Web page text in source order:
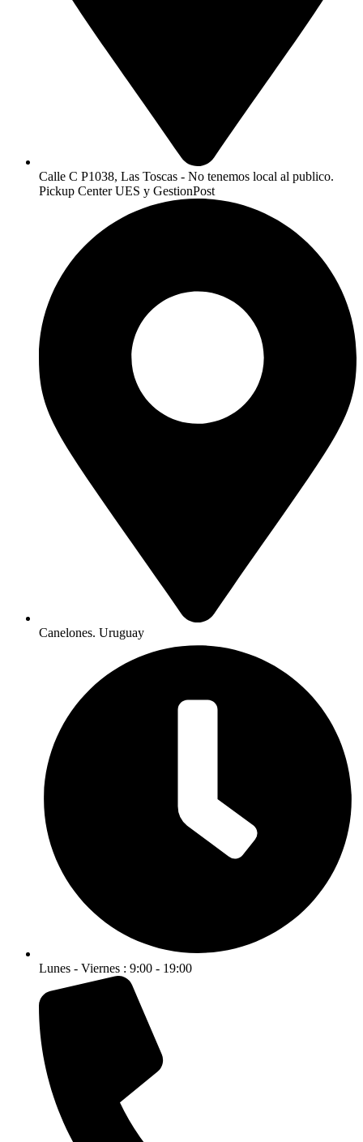
Calle C P1038, Las Toscas - No tenemos local al publico.
Pickup Center UES y GestionPost
Canelones. Uruguay
Lunes - Viernes : 9:00 - 19:00